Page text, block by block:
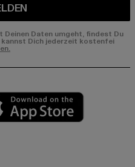
Daten umgeht, findest Du
Dich jederzeit kostenfei